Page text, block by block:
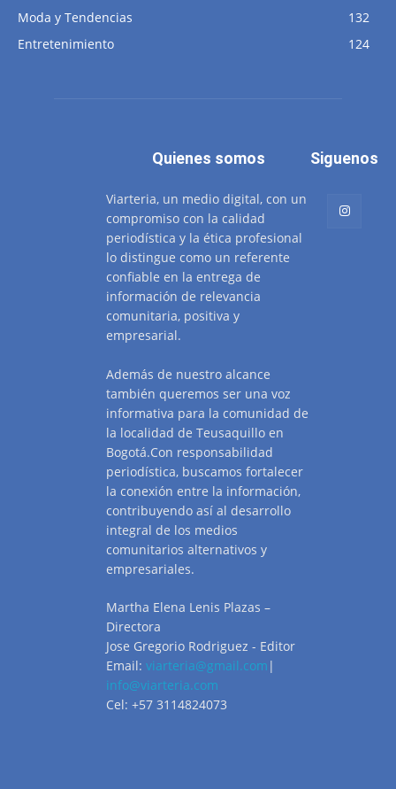
Moda y Tendencias
132
Entretenimiento
124
Quienes somos
Viarteria, un medio digital, con un
compromiso con la calidad
periodística y la ética profesional
lo distingue como un referente
confiable en la entrega de
información de relevancia
comunitaria, positiva y
empresarial.
Además de nuestro alcance
también queremos ser una voz
informativa para la comunidad de
la localidad de Teusaquillo en
Bogotá.Con responsabilidad
periodística, buscamos fortalecer
la conexión entre la información,
contribuyendo así al desarrollo
integral de los medios
comunitarios alternativos y
empresariales.
Martha Elena Lenis Plazas –
Directora
Jose Gregorio Rodriguez - Editor
Email: viarteria@gmail.com |
info@viarteria.com
Cel: +57 3114824073
Siguenos